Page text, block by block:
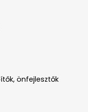
önfejlesztők